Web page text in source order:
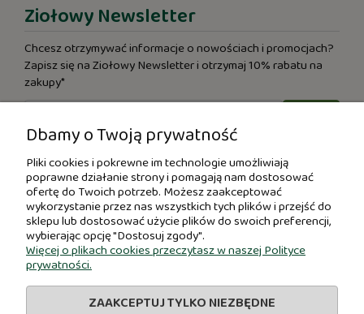
Ziołowy Newsletter
Chcesz otrzymywać informacje o nowościach i promocjach?
Zapisz się na Ziołowy Newsletter i otrzymaj 10% rabatu na
zakupy*
* Kupon rabatowy otrzymasz po potwierdzeniu zapisu. Po
kliknięciu w przycisk "DOŁĄCZ" (symbol koperty) otrzymasz
od nas wiadomość. W celu dokończenia procesu subskrypcji
prosimy o kliknięcie w link znajdujący się w wiadomości.
Pomoc
Moje konto
Dbamy o Twoją prywatność
Pliki cookies i pokrewne im technologie umożliwiają
poprawne działanie strony i pomagają nam dostosować
ofertę do Twoich potrzeb. Możesz zaakceptować
wykorzystanie przez nas wszystkich tych plików i przejść do
sklepu lub dostosować użycie plików do swoich preferencji,
wybierając opcję "Dostosuj zgody".
Więcej o plikach cookies przeczytasz w naszej Polityce
prywatności.
ZAAKCEPTUJ TYLKO NIEZBĘDNE